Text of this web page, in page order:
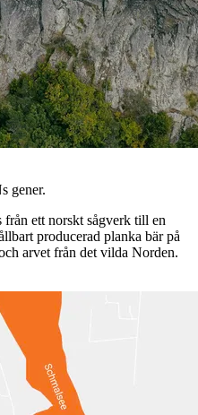
gener.
ett norskt sågverk till en
producerad planka bär på
arvet från det vilda Norden.